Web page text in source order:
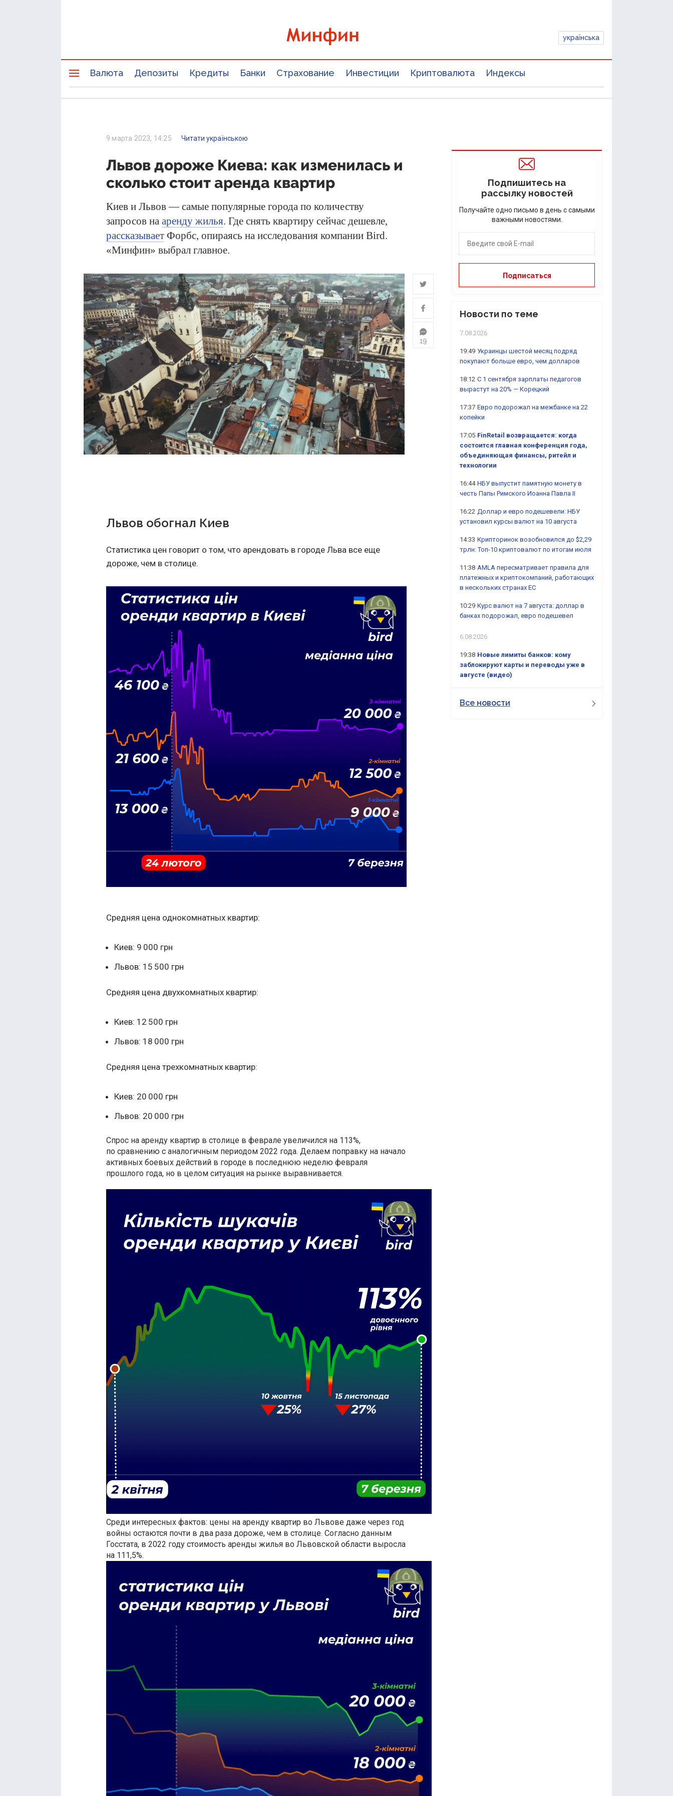
українська
Валюта Депозиты Кредиты Банки Страхование Инвестиции Криптовалюта Индексы
9 марта 2023, 14:25 Читати українською
Львов дороже Киева: как изменилась и
сколько стоит аренда квартир
Киев и Львов — самые популярные города по количеству
запросов на аренду жилья. Где снять квартиру сейчас дешевле,
рассказывает Форбс, опираясь на исследования компании Bird.
«Минфин» выбрал главное.
19
Львов обогнал Киев
Статистика цен говорит о том, что арендовать в городе Льва все еще
дороже, чем в столице.
Средняя цена однокомнатных квартир:
Киев: 9 000 грн
Львов: 15 500 грн
Средняя цена двухкомнатных квартир:
Киев: 12 500 грн
Львов: 18 000 грн
Средняя цена трехкомнатных квартир:
Киев: 20 000 грн
Львов: 20 000 грн
Спрос на аренду квартир в столице в феврале увеличился на 113%,
по сравнению с аналогичным периодом 2022 года. Делаем поправку на начало
активных боевых действий в городе в последнюю неделю февраля
прошлого года, но в целом ситуация на рынке выравнивается.
Среди интересных фактов: цены на аренду квартир во Львове даже через год
войны остаются почти в два раза дороже, чем в столице. Согласно данным
Госстата, в 2022 году стоимость аренды жилья во Львовской области выросла
на 111,5%.
Подпишитесь на
рассылку новостей
Получайте одно письмо в день с самыми
важными новостями.
Новости по теме
7.08.2026
19:49 Украинцы шестой месяц подряд
покупают больше евро, чем долларов
18:12 С 1 сентября зарплаты педагогов
вырастут на 20% — Корецкий
17:37 Евро подорожал на межбанке на 22
копейки
17:05 FinRetail возвращается: когда
состоится главная конференция года,
объединяющая финансы, ритейл и
технологии
16:44 НБУ выпустит памятную монету в
честь Папы Римского Иоанна Павла II
16:22 Доллар и евро подешевели: НБУ
установил курсы валют на 10 августа
14:33 Крипторинок возобновился до $2,29
трлн: Топ-10 криптовалют по итогам июля
11:38 AMLA пересматривает правила для
платежных и криптокомпаний, работающих
в нескольких странах ЕС
10:29 Курс валют на 7 августа: доллар в
банках подорожал, евро подешевел
6.08.2026
19:38 Новые лимиты банков: кому
заблокируют карты и переводы уже в
августе (видео)
Все новости